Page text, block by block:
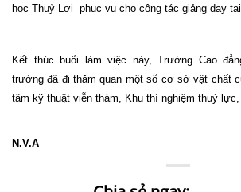
học Thuỷ Lợi phục vụ cho công tác giảng dạy
Kết thúc buổi làm việc này, Trường Cao
trường đã đi thăm quan một số cơ sở vật chất
tâm kỹ thuật viễn thám, Khu thí nghiệm thuỷ
N.V.A